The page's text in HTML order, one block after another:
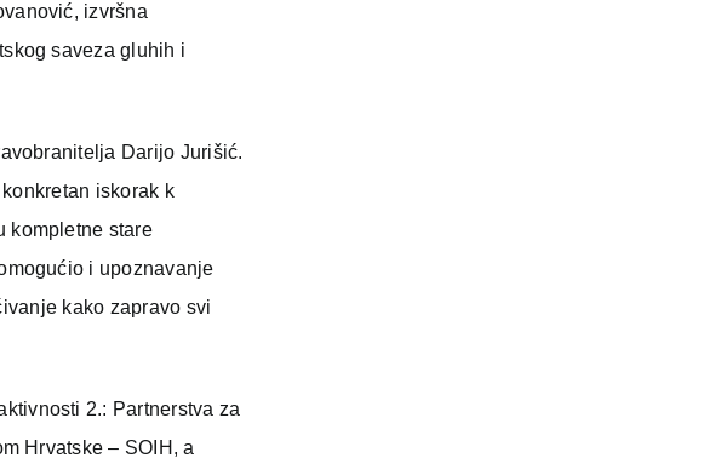
izvršna
saveza gluhih i
Darijo Jurišić.
iskorak k
kompletne stare
i upoznavanje
kako zapravo svi
2.: Partnerstva za
Hrvatske – SOIH, a